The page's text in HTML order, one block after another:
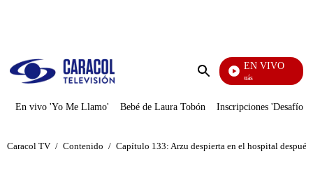
Enviar
EN VIVO
También Caerás
En vivo 'Yo Me Llamo' Bebé de Laura Tobón Inscripciones 'Desafío'
Caracol TV / Contenido / Capítulo 133: Arzu despierta en el hospital después